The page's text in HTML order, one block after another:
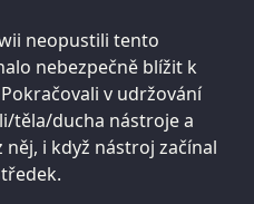
neopustili tento
nebezpečně blížit k
v udržování
těla/ducha nástroje a
i když nástroj začínal